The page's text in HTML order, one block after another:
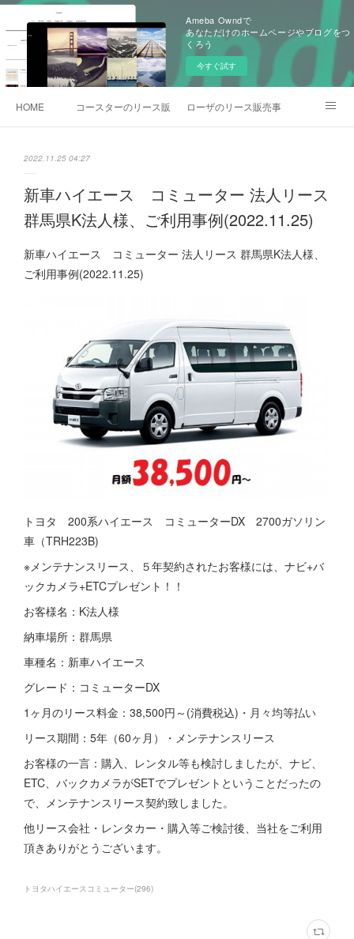
Ameba Owndで
あなただけのホームページやブログをつ
くろう
今すぐ試す
HOME コースターのリース販売事例ローザのリース販売事例
2022.11.25 04:27
新車ハイエース コミューター 法人リース
群馬県K法人様、ご利用事例(2022.11.25)
新車ハイエース コミューター 法人リース 群馬県K法人様、
ご利用事例(2022.11.25)
トヨタ 200系ハイエース コミューターDX 2700ガソリン
車（TRH223B)
※メンテナンスリース、５年契約されたお客様には、ナビ+バ
ックカメラ+ETCプレゼント！！
お客様名：K法人様
納車場所：群馬県
車種名：新車ハイエース
グレード：コミューターDX
1ヶ月のリース料金：38,500円～(消費税込)・月々均等払い
リース期間：5年（60ヶ月）・メンテナンスリース
お客様の一言：購入、レンタル等も検討しましたが、ナビ、
ETC、バックカメラがSETでプレゼントということだったの
で、メンテナンスリース契約致しました。
他リース会社・レンタカー・購入等ご検討後、当社をご利用
頂きありがとうございます。
トヨタハイエースコミューター(296)